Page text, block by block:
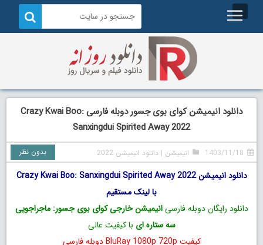
دانلود انیمیشن کوای بوی جسور دوبله فارسی Crazy Kwai Boo:
Sanxingdui Spirited Away 2022
1403/11/18 انیمیشن | دانلود انیمیشن 2022 بدون نظر
دانلود انیمیشن Crazy Kwai Boo: Sanxingdui Spirited Away 2022
با لینک مستقیم
دانلود رایگان دوبله فارسیانیمیشن خارجی کوای بوی جسور: ماجراجویی
سه ستاره ای با کیفیت عالی
کیفیت BluRay 1080p 720p دوبله فارسی